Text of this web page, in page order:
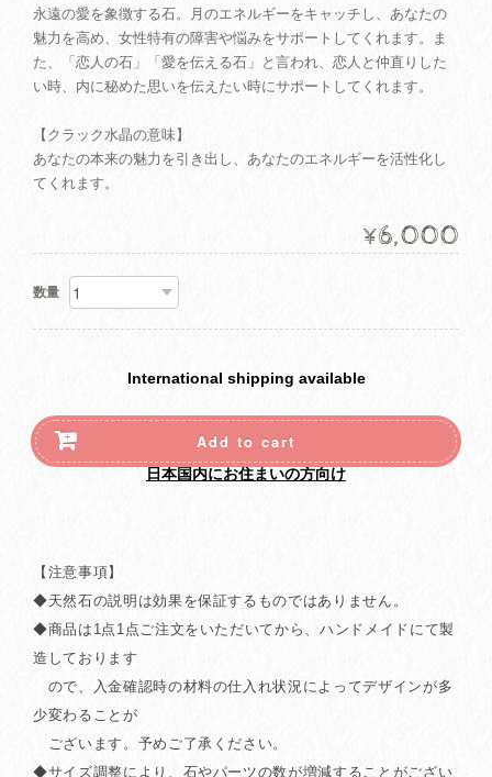
永遠の愛を象徴する石。月のエネルギーをキャッチし、あなたの
魅力を高め、女性特有の障害や悩みをサポートしてくれます。ま
た、「恋人の石」「愛を伝える石」と言われ、恋人と仲直りした
い時、内に秘めた思いを伝えたい時にサポートしてくれます。
【クラック水晶の意味】
あなたの本来の魅力を引き出し、あなたのエネルギーを活性化し
てくれます。
¥6,000
数量
International shipping available
Add to cart
日本国内にお住まいの方向け
【注意事項】
◆天然石の説明は効果を保証するものではありません。
◆商品は1点1点ご注文をいただいてから、ハンドメイドにて製
造しております
ので、入金確認時の材料の仕入れ状況によってデザインが多
少変わることが
ございます。予めご了承ください。
◆サイズ調整により、石やパーツの数が増減することがござい